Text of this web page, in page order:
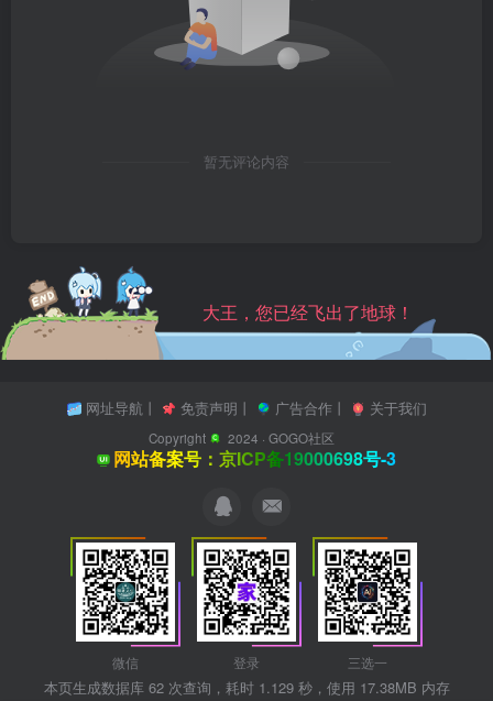
暂无评论内容
大王，您已经飞出了地球！
网址导航 丨 免责声明 丨 广告合作丨 关于我们
Copyright 2024 ·GOGO社区
网站备案号：京ICP备19000698号-3
微信 登录 三选一
本页生成数据库 62 次查询，耗时 1.129 秒，使用 17.38MB 内存